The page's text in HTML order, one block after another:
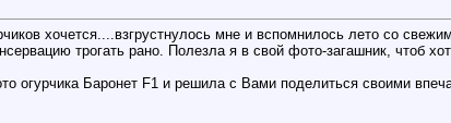
хочется....взгрустнулось мне и вспомнилось лето со
трогать рано. Полезла я в свой фото-загашник, чтоб
огурчика Баронет F1 и решила с Вами поделиться своими